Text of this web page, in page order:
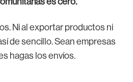
Ni al exportar productos ni
de sencillo. Sean empresas
hagas los envíos.